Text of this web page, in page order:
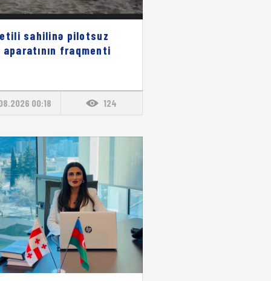
sahilinə pilotsuz
aparatının fraqmenti
00:18 124